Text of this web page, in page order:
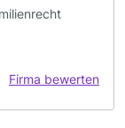
Firma bewerten